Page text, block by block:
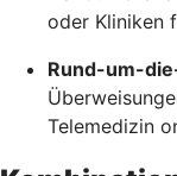
oder Kliniken
Rund-um-
Telemedizin